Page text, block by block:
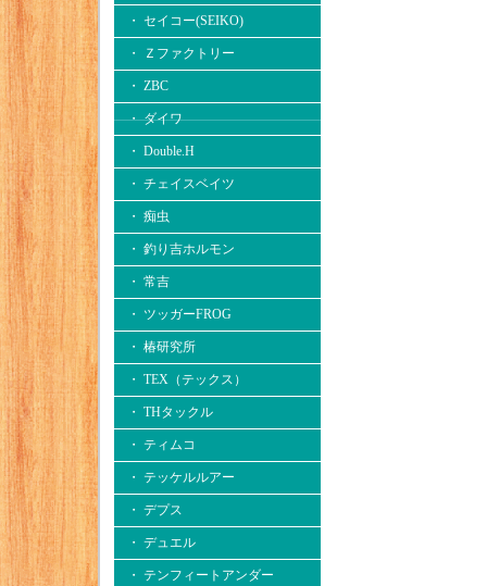
・ セイコー(SEIKO)
・ Ｚファクトリー
・ ZBC
・ ダイワ
・ Double.H
・ チェイスベイツ
・ 痴虫
・ 釣り吉ホルモン
・ 常吉
・ ツッガーFROG
・ 椿研究所
・ TEX（テックス）
・ THタックル
・ ティムコ
・ テッケルルアー
・ デプス
・ デュエル
・ テンフィートアンダー